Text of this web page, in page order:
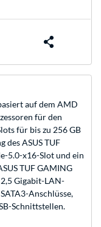
auf dem AMD
für den
für bis zu 256 GB
des ASUS TUF
5.0-x16-Slot und ein
TUF GAMING
Gigabit-LAN-
Anschlüsse,
Schnittstellen.